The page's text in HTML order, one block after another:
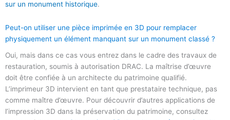
sur un monument historique.
Peut-on utiliser une pièce imprimée en 3D pour remplacer
physiquement un élément manquant sur un monument classé ?
Oui, mais dans ce cas vous entrez dans le cadre des travaux de
restauration, soumis à autorisation DRAC. La maîtrise d’œuvre
doit être confiée à un architecte du patrimoine qualifié.
L’imprimeur 3D intervient en tant que prestataire technique, pas
comme maître d’œuvre. Pour découvrir d’autres applications de
l’impression 3D dans la préservation du patrimoine, consultez